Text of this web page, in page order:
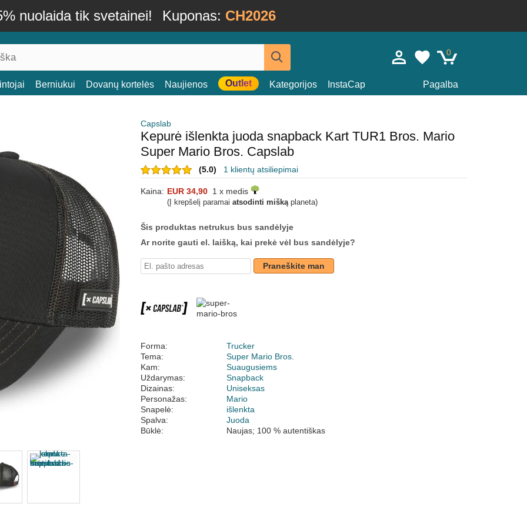
nuolaida tik svetainei! Kuponas: CH2026
0
Berniukui Dovanų kortelės Naujienos Outlet Kategorijos InstaCap Pagalba
Capslab
Kepurė išlenkta juoda snapback Kart TUR1 Bros. Mario
Super Mario Bros. Capslab
(5.0) 1 klientų atsiliepimai
Kaina: EUR 34,90 1 x medis
(Į krepšelį paramai atsodinti miškąplaneta)
Šis produktas netrukus bus sandėlyje
Ar norite gauti el. laišką, kai prekė vėl bus sandėlyje?
Praneškite man
Forma:
Trucker
Tema:
Super Mario Bros.
Kam:
Suaugusiems
Uždarymas:
Snapback
Dizainas:
Uniseksas
Personažas:
Mario
Snapelė:
išlenkta
Spalva:
Juoda
Būklė:
Naujas; 100 % autentiškas